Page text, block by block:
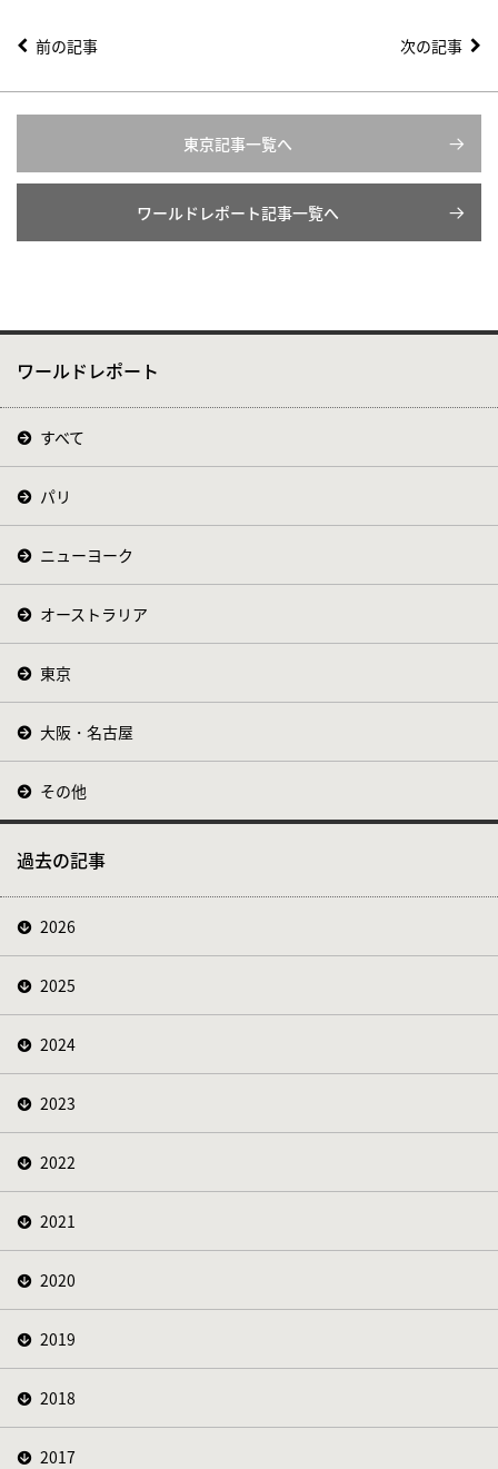
前の記事 次の記事
東京記事一覧へ
ワールドレポート記事一覧へ
ワールドレポート
すべて
パリ
ニューヨーク
オーストラリア
東京
大阪・名古屋
その他
過去の記事
2026
2025
2024
2023
2022
2021
2020
2019
2018
2017